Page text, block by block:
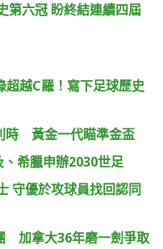
第六冠 盼終結連續四屆
超越C羅！寫下足球歷史
時 黃金一代瞄準金盃
希臘申辦2030世足
守優於攻球員找回認同
加拿大36年磨一劍爭取